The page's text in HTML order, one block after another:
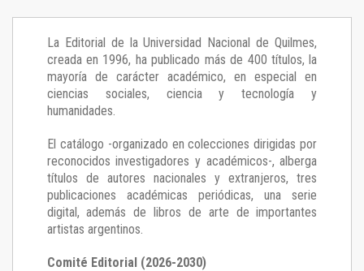
La Editorial de la Universidad Nacional de Quilmes,
creada en 1996, ha publicado más de 400 títulos, la
mayoría de carácter académico, en especial en
ciencias sociales, ciencia y tecnología y
humanidades.
El catálogo -organizado en colecciones dirigidas por
reconocidos investigadores y académicos-, alberga
títulos de autores nacionales y extranjeros, tres
publicaciones académicas periódicas, una serie
digital, además de libros de arte de importantes
artistas argentinos.
Comité Editorial (2026-2030)